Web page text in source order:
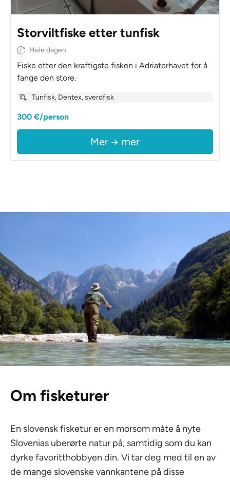
Storviltfiske etter tunfisk
Hele dagen
Fiske etter den kraftigste fisken i Adriaterhavet for å
fange den store.
Tunfisk, Dentex, sverdfisk
300 €/person
Mer → mer
Om fisketurer
En slovensk fisketur er en morsom måte å nyte
Slovenias uberørte natur på, samtidig som du kan
dyrke favoritthobbyen din. Vi tar deg med til en av
de mange slovenske vannkantene på disse